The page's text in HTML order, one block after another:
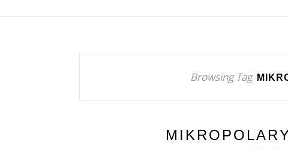
Browsing Tag